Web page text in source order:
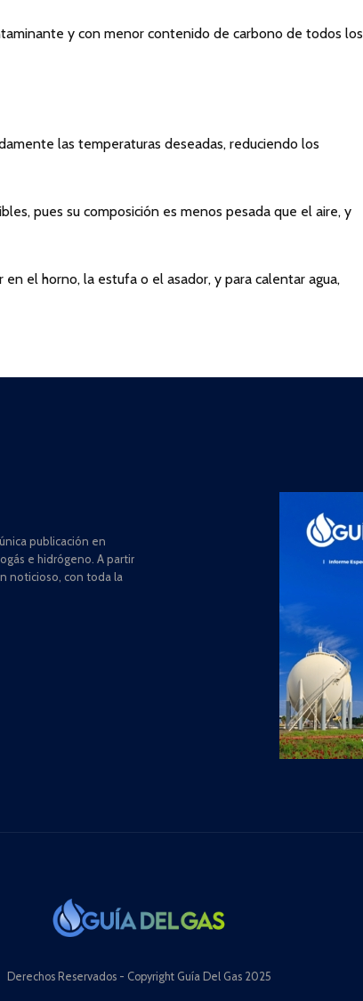
y con menor contenido de carbono de todos los
las temperaturas deseadas, reduciendo los
pues su composición es menos pesada que el aire, y
el horno, la estufa o el asador, y para calentar agua,
publicación en
e hidrógeno. A partir
noticioso, con toda la
Derechos Reservados - Copyright Guía Del Gas 2025